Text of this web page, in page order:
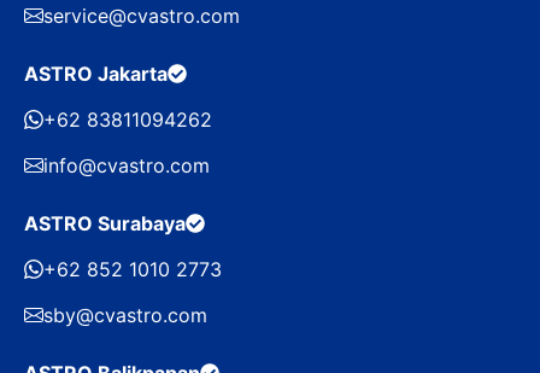
service@cvastro.com
ASTRO Jakarta
+62 83811094262
info@cvastro.com
ASTRO Surabaya
+62 852 1010 2773
sby@cvastro.com